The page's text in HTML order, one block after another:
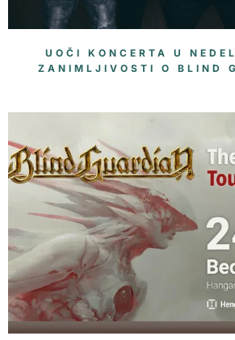
UOČI KONCERTA U
ZANIMLJIVOSTI O BLIND